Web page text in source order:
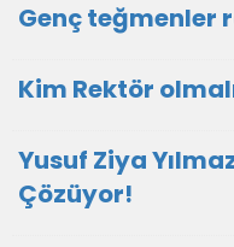
Genç teğmenler
Kim Rektör
Yusuf Ziya
Çözüyor!